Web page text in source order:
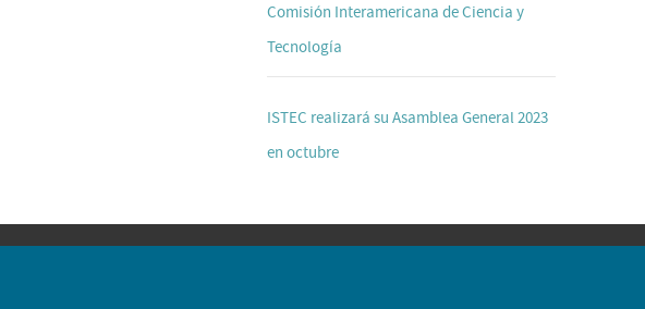
Comisión Interamericana de Ciencia y
Tecnología
ISTEC realizará su Asamblea General 2023
en octubre